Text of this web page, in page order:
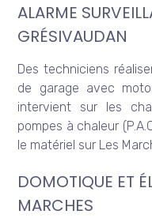
ALARME
GRÉSIVAUDAN
Des techniciens
de garage avec
intervient sur les
pompes à chaleur
le matériel sur Les
DOMOTIQUE ET
MARCHES